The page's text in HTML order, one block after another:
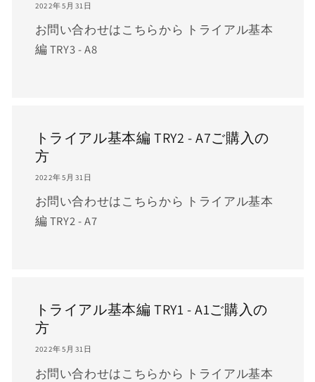
2022年5月31日
お問い合わせはこちらから トライアル基本
編 TRY3 - A8
トライアル基本編 TRY2 - A7ご購入の
方
2022年5月31日
お問い合わせはこちらから トライアル基本
編 TRY2 - A7
トライアル基本編 TRY1 - A1ご購入の
方
2022年5月31日
お問い合わせはこちらから トライアル基本